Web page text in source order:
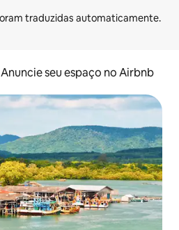
Anuncie seu espaço no Airbnb